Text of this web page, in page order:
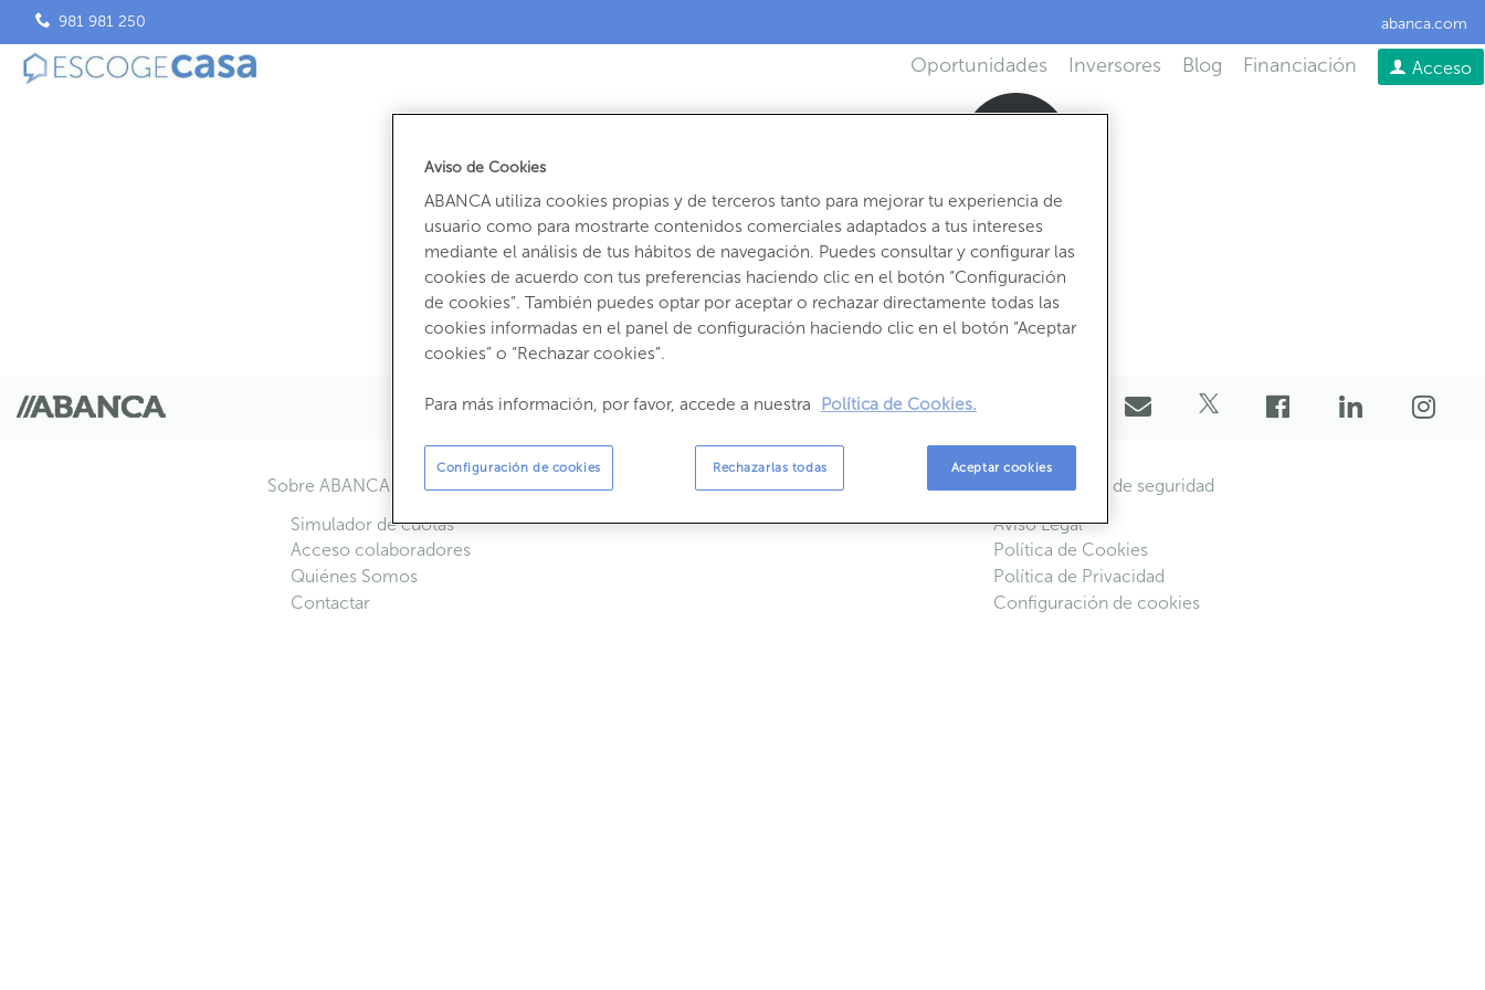
981 981 250 abanca.com
Oportunidades Inversores Blog Financiación Acceso
Has intentado acceder a una oportunidad no activa
Volver
981 981 250
Sobre ABANCA Inmuebles
Simulador de cuotas
Acceso colaboradores
Quiénes Somos
Contactar
Aspectos legales y de seguridad
Aviso Legal
Política de Cookies
Política de Privacidad
Configuración de cookies
Aviso de Cookies
ABANCA utiliza cookies propias y de terceros tanto para mejorar tu experiencia de
usuario como para mostrarte contenidos comerciales adaptados a tus intereses
mediante el análisis de tus hábitos de navegación. Puedes consultar y configurar las
cookies de acuerdo con tus preferencias haciendo clic en el botón “Configuración
de cookies”. También puedes optar por aceptar o rechazar directamente todas las
cookies informadas en el panel de configuración haciendo clic en el botón “Aceptar
cookies” o “Rechazar cookies”.
Para más información, por favor, accede a nuestra Política de Cookies.
Configuración de cookies Aceptar cookies
Rechazarlas todas